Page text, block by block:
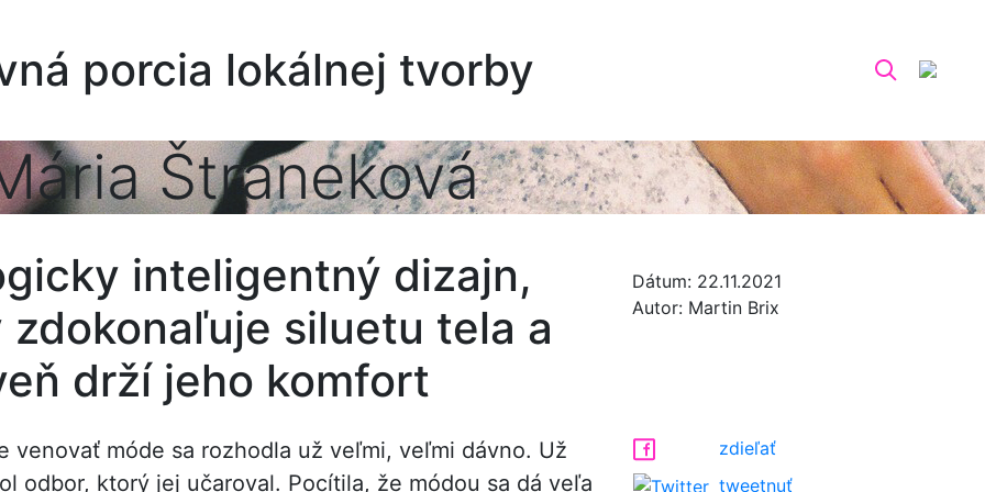
porcia lokálnej tvorby
jeden spoločný experiment
chaos. Len už nie ste cieľová skupina.
cez oblečenie k budovaniu komunít a späť
v ktorej staré materiály rozprávajú nové príbehy
Štraneková
inteligentný dizajn,
siluetu tela a
drží jeho komfort
Dátum: 22.11.2021
Autor: Martin Brix
venovať móde sa rozhodla už veľmi, veľmi dávno. Už
odbor, ktorý jej učaroval. Pocítila, že módou sa dá veľa
zdieľať
tweetnuť